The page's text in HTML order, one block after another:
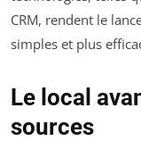
CRM, rendent le
simples et plus
Le local
sources